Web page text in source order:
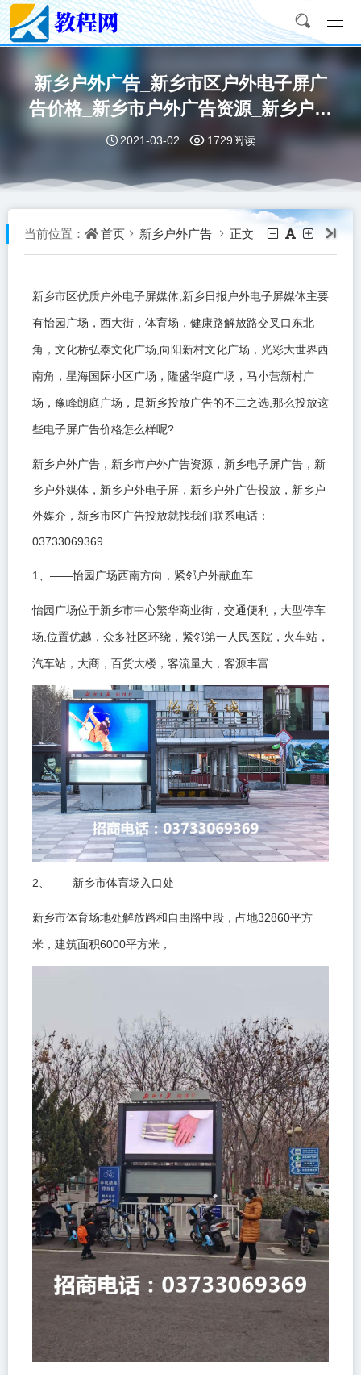
新乡户外广告_新乡市区户外电子屏广
告价格_新乡市户外广告资源_新乡户外
LED广告屏媒体
2021-03-02 1729阅读
当前位置： 首页 新乡户外广告 正文
新乡市区优质户外电子屏媒体 新乡日报户外电子屏媒体主要
有怡园广场，西大街，体育场，健康路解放路交叉口东北
角，文化桥弘泰文化广场 向阳新村文化广场，光彩大世界西
南角，星海国际小区广场，隆盛华庭广场，马小营新村广
场，豫峰朗庭广场，是新乡投放广告的不二之选 那么投放这
些电子屏广告价格怎么样呢?
新乡户外广告，新乡市户外广告资源，新乡电子屏广告，新
乡户外媒体，新乡户外电子屏，新乡户外广告投放，新乡户
外媒介，新乡市区广告投放就找我们联系电话：
03733069369
1 、 ——怡园广场西南方向，紧邻户外献血车
怡园广场位于新乡市中心繁华商业街，交通便利，大型停车
场 位置优越，众多社区环绕，紧邻第一人民医院，火车站，
汽车站，大商，百货大楼，客流量大，客源丰富
2、 ——新乡市体育场入口处
新乡市体育场地处解放路和自由路中段，占地32860平方
米，建筑面积6000平方米，